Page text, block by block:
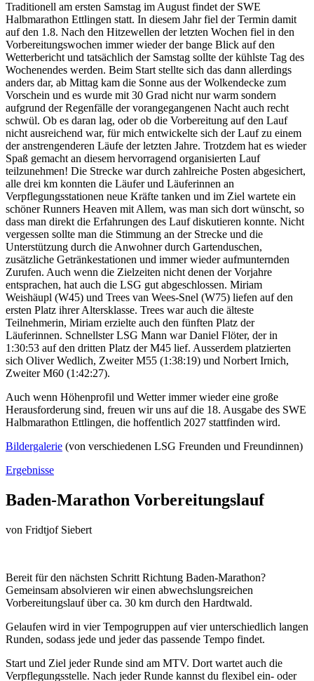
Traditionell am ersten Samstag im August findet der SWE
Halbmarathon Ettlingen statt. In diesem Jahr fiel der Termin damit
auf den 1.8. Nach den Hitzewellen der letzten Wochen fiel in den
Vorbereitungswochen immer wieder der bange Blick auf den
Wetterbericht und tatsächlich der Samstag sollte der kühlste Tag des
Wochenendes werden. Beim Start stellte sich das dann allerdings
anders dar, ab Mittag kam die Sonne aus der Wolkendecke zum
Vorschein und es wurde mit 30 Grad nicht nur warm sondern
aufgrund der Regenfälle der vorangegangenen Nacht auch recht
schwül. Ob es daran lag, oder ob die Vorbereitung auf den Lauf
nicht ausreichend war, für mich entwickelte sich der Lauf zu einem
der anstrengenderen Läufe der letzten Jahre. Trotzdem hat es wieder
Spaß gemacht an diesem hervorragend organisierten Lauf
teilzunehmen! Die Strecke war durch zahlreiche Posten abgesichert,
alle drei km konnten die Läufer und Läuferinnen an
Verpflegungsstationen neue Kräfte tanken und im Ziel wartete ein
schöner Runners Heaven mit Allem, was man sich dort wünscht, so
dass man direkt die Erfahrungen des Lauf diskutieren konnte. Nicht
vergessen sollte man die Stimmung an der Strecke und die
Unterstützung durch die Anwohner durch Gartenduschen,
zusätzliche Getränkestationen und immer wieder aufmunternden
Zurufen. Auch wenn die Zielzeiten nicht denen der Vorjahre
entsprachen, hat auch die LSG gut abgeschlossen. Miriam
Weishäupl (W45) und Trees van Wees-Snel (W75) liefen auf den
ersten Platz ihrer Altersklasse. Trees war auch die älteste
Teilnehmerin, Miriam erzielte auch den fünften Platz der
Läuferinnen. Schnellster LSG Mann war Daniel Flöter, der in
1:30:53 auf den dritten Platz der M45 lief. Ausserdem platzierten
sich Oliver Wedlich, Zweiter M55 (1:38:19) und Norbert Irnich,
Zweiter M60 (1:42:27).
Auch wenn Höhenprofil und Wetter immer wieder eine große
Herausforderung sind, freuen wir uns auf die 18. Ausgabe des SWE
Halbmarathon Ettlingen, die hoffentlich 2027 stattfinden wird.
Bildergalerie (von verschiedenen LSG Freunden und Freundinnen)
Ergebnisse
Baden-Marathon Vorbereitungslauf
von Fridtjof Siebert
Bereit für den nächsten Schritt Richtung Baden-Marathon?
Gemeinsam absolvieren wir einen abwechslungsreichen
Vorbereitungslauf über ca. 30 km durch den Hardtwald.
Gelaufen wird in vier Tempogruppen auf vier unterschiedlich langen
Runden, sodass jede und jeder das passende Tempo findet.
Start und Ziel jeder Runde sind am MTV. Dort wartet auch die
Verpflegungsstelle. Nach jeder Runde kannst du flexibel ein- oder